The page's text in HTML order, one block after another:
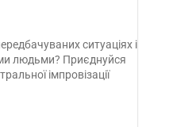
ситуаціях і
людьми? Приєднуйся
імпровізації